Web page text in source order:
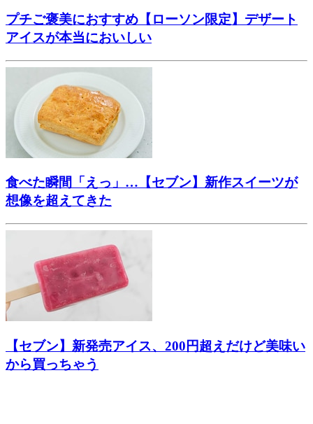
プチご褒美におすすめ【ローソン限定】デザート
アイスが本当においしい
食べた瞬間「えっ」…【セブン】新作スイーツが
想像を超えてきた
【セブン】新発売アイス、200円超えだけど美味い
から買っちゃう